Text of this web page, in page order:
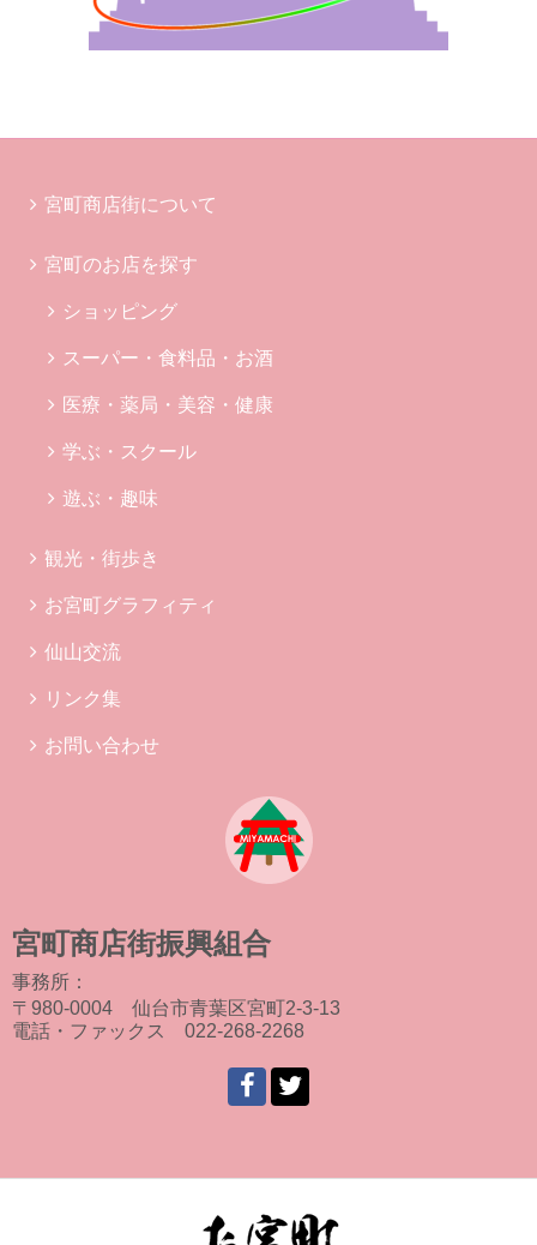
宮町商店街について
宮町のお店を探す
ショッピング
スーパー・食料品・お酒
医療・薬局・美容・健康
学ぶ・スクール
遊ぶ・趣味
観光・街歩き
お宮町グラフィティ
仙山交流
リンク集
お問い合わせ
宮町商店街振興組合
事務所：
〒980-0004 仙台市青葉区宮町2-3-13
電話・ファックス 022-268-2268